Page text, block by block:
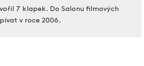
7 klapek. Do Salonu filmových
v roce 2006.